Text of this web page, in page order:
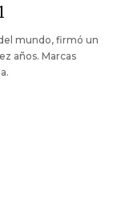
mundo, firmó un
años. Marcas